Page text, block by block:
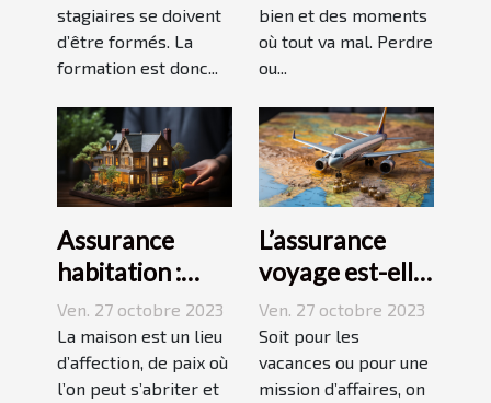
stagiaires se doivent
d’être formés. La
formation est donc...
bien et des moments
où tout va mal. Perdre
ou...
Assurance
habitation :
comment ça
marche ?
Ven. 27 octobre 2023
La maison est un lieu
d’affection, de paix où
l’on peut s’abriter et
L’assurance
voyage est-elle
avantageuse ?
Ven. 27 octobre 2023
Soit pour les
vacances ou pour une
mission d’affaires, on